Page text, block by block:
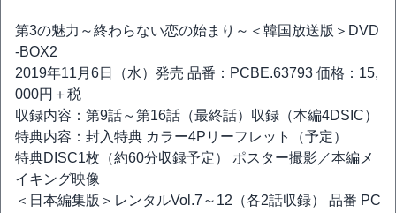
第3の魅力～終わらない恋の始まり～＜韓国放送版＞DVD
-BOX2
2019年11月6日（水）発売 品番：PCBE.63793 価格：15,
000円＋税
収録内容：第9話～第16話（最終話）収録（本編4DSIC）
特典内容：封入特典 カラー4Pリーフレット（予定）
特典DISC1枚（約60分収録予定） ポスター撮影／本編メ
イキング映像
＜日本編集版＞レンタルVol.7～12（各2話収録） 品番 PC